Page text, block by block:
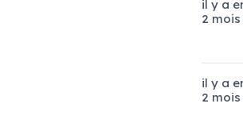
il y a
2 mois
il y a
2 mois